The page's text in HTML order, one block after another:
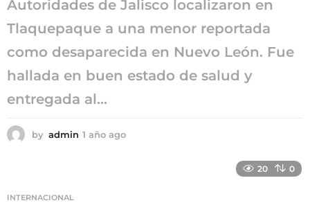
Autoridades de Jalisco localizaron en
Tlaquepaque a una menor reportada
como desaparecida en Nuevo León. Fue
hallada en buen estado de salud y
entregada al...
by admin 1 año ago
20 0
INTERNACIONAL